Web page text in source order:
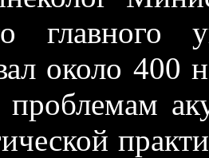
главного
около 400